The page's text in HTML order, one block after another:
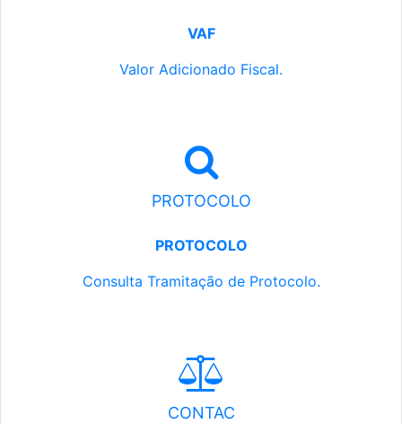
VAF
Valor Adicionado Fiscal.
PROTOCOLO
PROTOCOLO
Consulta Tramitação de Protocolo.
CONTAC